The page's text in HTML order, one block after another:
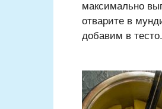
максимально
отварите в
добавим в тесто.